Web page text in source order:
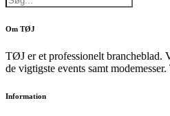
Om TØJ
TØJ er et professionelt brancheblad.
de vigtigste events samt
Information